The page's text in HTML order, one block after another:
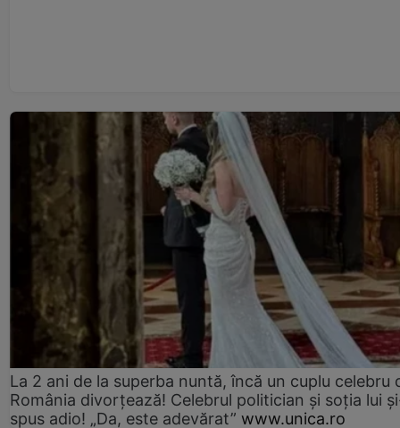
La 2 ani de la superba nuntă, încă un cuplu celebru
România divorțează! Celebrul politician și soția lui
spus adio! „Da, este adevărat” www.unica.ro